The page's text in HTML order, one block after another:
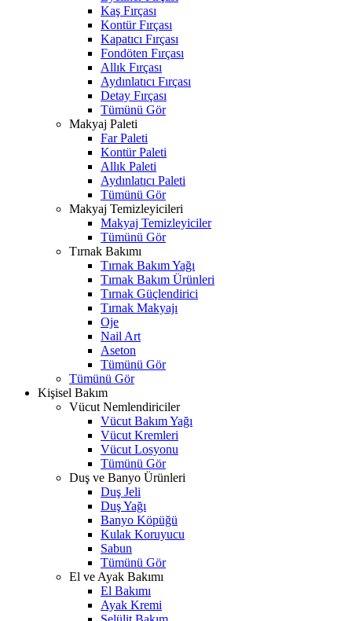
Kaş Fırçası
Kontür Fırçası
Kapatıcı Fırçası
Fondöten Fırçası
Allık Fırçası
Aydınlatıcı Fırçası
Detay Fırçası
Tümünü Gör
Makyaj Paleti
Far Paleti
Kontür Paleti
Allık Paleti
Aydınlatıcı Paleti
Tümünü Gör
Makyaj Temizleyicileri
Makyaj Temizleyiciler
Tümünü Gör
Tırnak Bakımı
Tırnak Bakım Yağı
Tırnak Bakım Ürünleri
Tırnak Güçlendirici
Tırnak Makyajı
Oje
Nail Art
Aseton
Tümünü Gör
Tümünü Gör
Kişisel Bakım
Vücut Nemlendiriciler
Vücut Bakım Yağı
Vücut Kremleri
Vücut Losyonu
Tümünü Gör
Duş ve Banyo Ürünleri
Duş Jeli
Duş Yağı
Banyo Köpüğü
Kulak Koruyucu
Sabun
Tümünü Gör
El ve Ayak Bakımı
El Bakımı
Ayak Kremi